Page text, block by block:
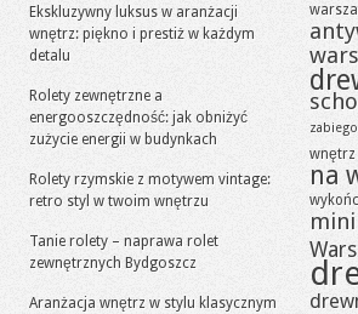
Ekskluzywny luksus w aranżacji
wnętrz: piękno i prestiż w każdym
detalu
Rolety zewnętrzne a
energooszczędność: jak obniżyć
zużycie energii w budynkach
Rolety rzymskie z motywem vintage:
retro styl w twoim wnętrzu
Tanie rolety – naprawa rolet
zewnętrznych Bydgoszcz
Aranżacja wnętrz w stylu klasycznym
wnętrz
na